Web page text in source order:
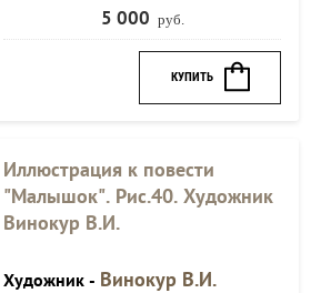
5 000 руб.
КУПИТЬ
Иллюстрация к повести
"Малышок". Рис.40. Художник
Винокур В.И.
Художник - Винокур В.И.